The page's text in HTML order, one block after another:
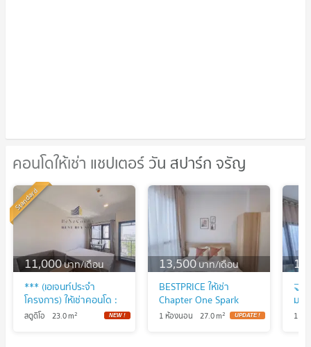
คอนโดให้เช่า แชปเตอร์ วัน สปาร์ก จรัญ
คอนโดให้เช่า แชปเตอร์ วัน สปาร์ก จรัญ
11,000บาท/เดือน
Standard
*** (เอเจนท์ประจำ
โครงการ) ให้เช่าคอนโด :
แชปเตอร์ วัน สปาร์ค จรัญ
สตูดิโอ 23.0m2
13,500บาท/เดือน
BESTPRICE ให้เช่า
Chapter One Spark
Charan ห้องสวย เฟอร์
1 ห้องนอน 27.0m2
มา
ก จ
1 ห้